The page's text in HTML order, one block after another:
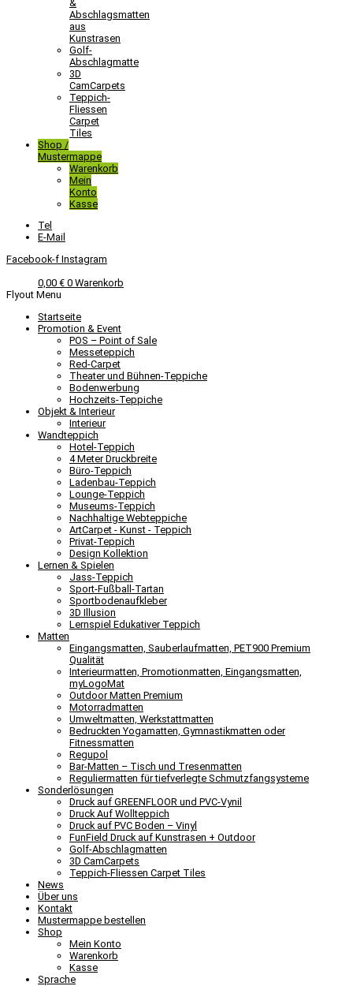
&
Abschlagsmatten
aus
Kunstrasen
Golf-
Abschlagmatte​
3D
CamCarpets
Teppich-
Fliessen
Carpet
Tiles
Shop /
Mustermappe
Warenkorb
Mein
Konto
Kasse
Tel
E-Mail
Facebook-f Instagram
0,00 € 0 Warenkorb
Flyout Menu
Startseite
Promotion & Event
POS – Point of Sale
Messeteppich
Red-Carpet
Theater und Bühnen-Teppiche
Bodenwerbung
Hochzeits-Teppiche
Objekt & Interieur
Interieur
Wandteppich
Hotel-Teppich
4 Meter Druckbreite
Büro-Teppich
Ladenbau-Teppich
Lounge-Teppich
Museums-Teppich
Nachhaltige Webteppiche
ArtCarpet - Kunst - Teppich
Privat-Teppich
Design Kollektion
Lernen & Spielen
Jass-Teppich
Sport-Fußball-Tartan
Sportbodenaufkleber
3D Illusion
Lernspiel Edukativer Teppich
Matten
Eingangsmatten, Sauberlaufmatten, PET900 Premium
Qualität
Interieurmatten, Promotionmatten, Eingangsmatten,
myLogoMat
Outdoor Matten Premium
Motorradmatten
Umweltmatten, Werkstattmatten
Bedruckten Yogamatten, Gymnastikmatten oder
Fitnessmatten
Regupol
Bar-Matten – Tisch und Tresenmatten
Reguliermatten für tiefverlegte Schmutzfangsysteme
Sonderlösungen
Druck auf GREENFLOOR und PVC-Vynil
Druck Auf Wollteppich
Druck auf PVC Boden – Vinyl
FunField Druck auf Kunstrasen + Outdoor
Golf-Abschlagmatten
3D CamCarpets
Teppich-Fliessen Carpet Tiles
News
Über uns
Kontakt
Mustermappe bestellen
Shop
Mein Konto
Warenkorb
Kasse
Sprache